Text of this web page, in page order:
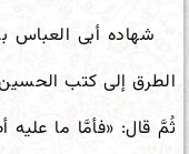
شهاده أبی العباس
الطرق إلى کتب
ثُمَّ قال: «فأمَّا ما علیه